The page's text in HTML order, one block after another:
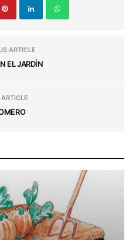
ARTICLE
EL JARDÍN